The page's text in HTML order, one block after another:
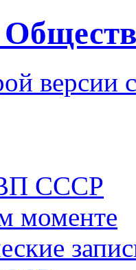
версии
СССР
моменте